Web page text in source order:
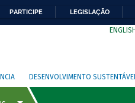
PARTICIPE LEGISLAÇÃO
DESENVOLVIMENTO SUSTENTÁVEL